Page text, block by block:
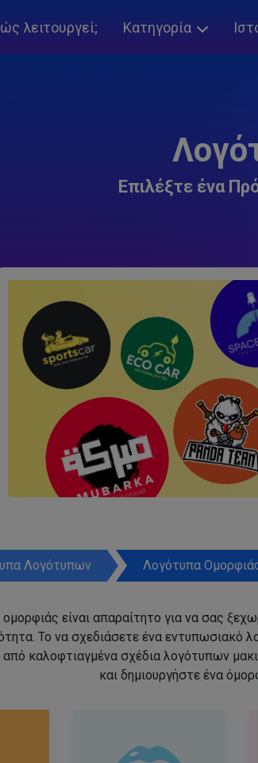
λειτουργεί; Κατηγορία
Επιλέξτε ένα
Λογότυπων Λογότυπα
είναι απαραίτητο για να σας
Το να σχεδιάσετε ένα εντυπωσιακό
από καλοφτιαγμένα σχέδια λογότυπων
και δημιουργήστε ένα